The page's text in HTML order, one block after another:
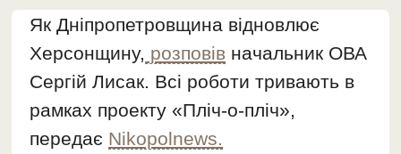
Як Дніпропетровщина відновлює
Херсонщину, розповів начальник ОВА
Сергій Лисак. Всі роботи тривають в
рамках проекту «Пліч-о-пліч»,
передає Nikopolnews.